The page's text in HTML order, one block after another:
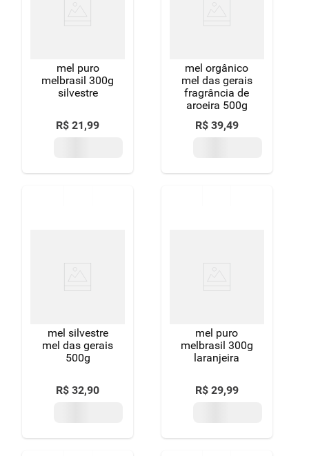
mel puro
melbrasil 300g
silvestre
R$ 21,99
mel orgânico
mel das gerais
fragrância de
aroeira 500g
R$ 39,49
mel silvestre
mel das gerais
500g
R$ 32,90
mel puro
melbrasil 300g
laranjeira
R$ 29,99